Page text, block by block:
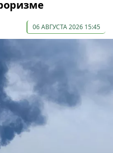
06 АВГУСТА 2026 15:45